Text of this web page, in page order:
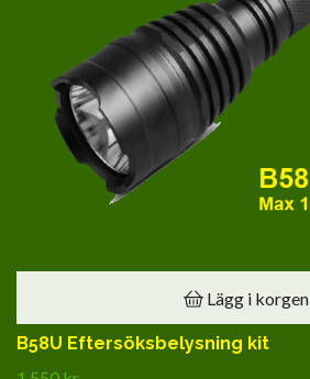
Lägg i korgen
B58U Eftersöksbelysning kit